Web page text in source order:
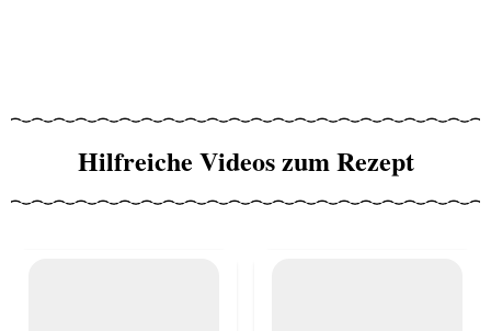
Hilfreiche Videos zum Rezept